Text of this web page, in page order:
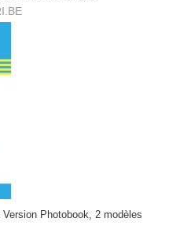
Photobook, 2 modèles